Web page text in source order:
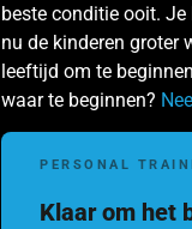
beste conditie ooit.
nu de kinderen groter
leeftijd om te
waar te beginnen?
PERSONAL
Klaar om het